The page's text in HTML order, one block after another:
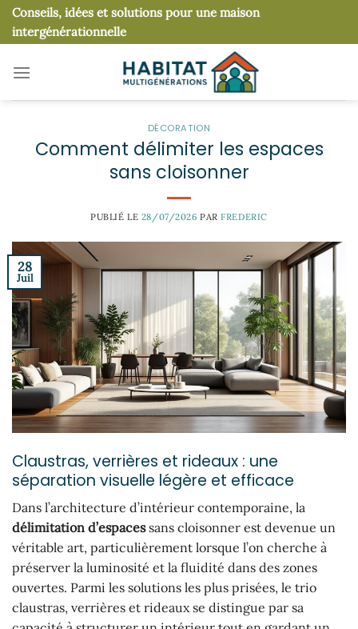
Passer
au
contenu
Conseils, idées et solutions pour une maison
intergénérationnelle
DÉCORATION
Comment délimiter les espaces
sans cloisonner
PUBLIÉ LE 28/07/2026 PARFREDERIC
28
Juil
Claustras, verrières et rideaux : une
séparation visuelle légère et efficace
Dans l’architecture d’intérieur contemporaine, la
délimitation d’espacessans cloisonner est devenue un
véritable art, particulièrement lorsque l’on cherche à
préserver la luminosité et la fluidité dans des zones
ouvertes. Parmi les solutions les plus prisées, le trio
claustras, verrières et rideaux se distingue par sa